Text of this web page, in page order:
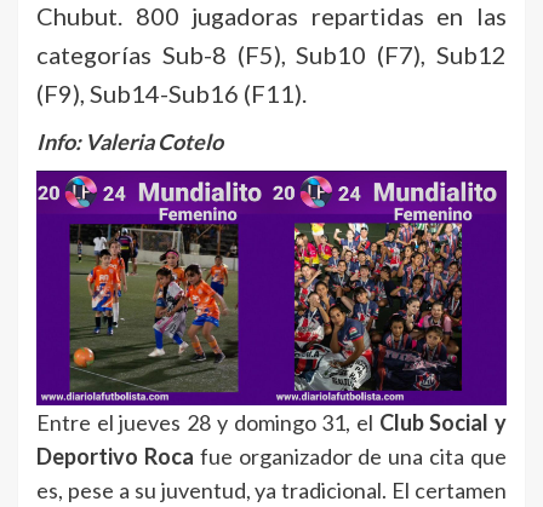
Chubut. 800 jugadoras repartidas en las
categorías Sub-8 (F5), Sub10 (F7), Sub12
(F9), Sub14-Sub16 (F11).
Info: Valeria Cotelo
Entre el jueves 28 y domingo 31, el Club Social y
Deportivo Roca fue organizador de una cita que
es, pese a su juventud, ya tradicional. El certamen